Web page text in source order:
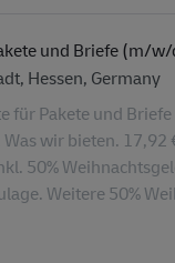
und Briefe (m/w/
Hessen, Germany
für Pakete und Briefe
wir bieten. 17,92
50%
Weitere 50%